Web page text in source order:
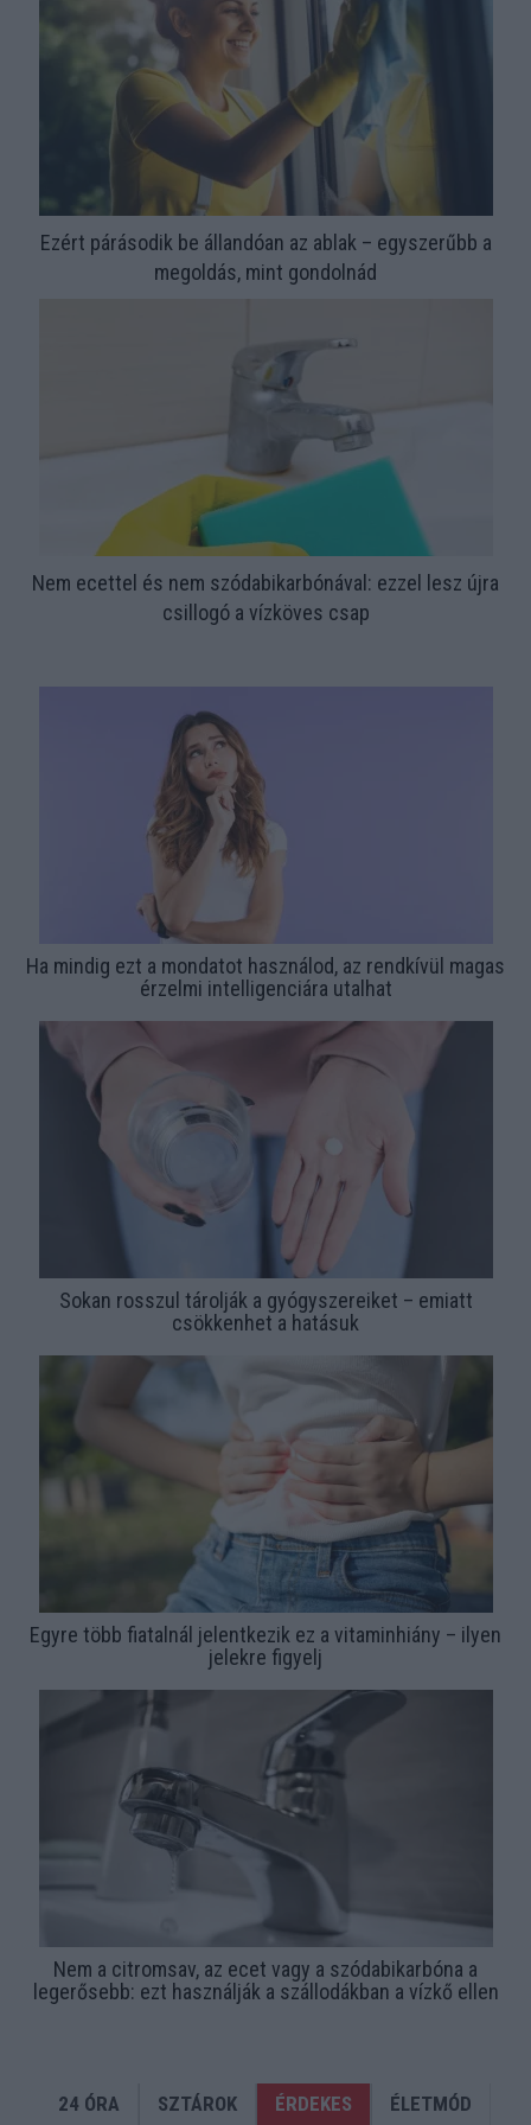
Ezért párásodik be állandóan az ablak – egyszerűbb a
megoldás, mint gondolnád
Nem ecettel és nem szódabikarbónával: ezzel lesz újra
csillogó a vízköves csap
Ha mindig ezt a mondatot használod, az rendkívül magas
érzelmi intelligenciára utalhat
Sokan rosszul tárolják a gyógyszereiket – emiatt
csökkenhet a hatásuk
Egyre több fiatalnál jelentkezik ez a vitaminhiány – ilyen
jelekre figyelj
Nem a citromsav, az ecet vagy a szódabikarbóna a
legerősebb: ezt használják a szállodákban a vízkő ellen
24 ÓRA SZTÁROK ÉRDEKES ÉLETMÓD